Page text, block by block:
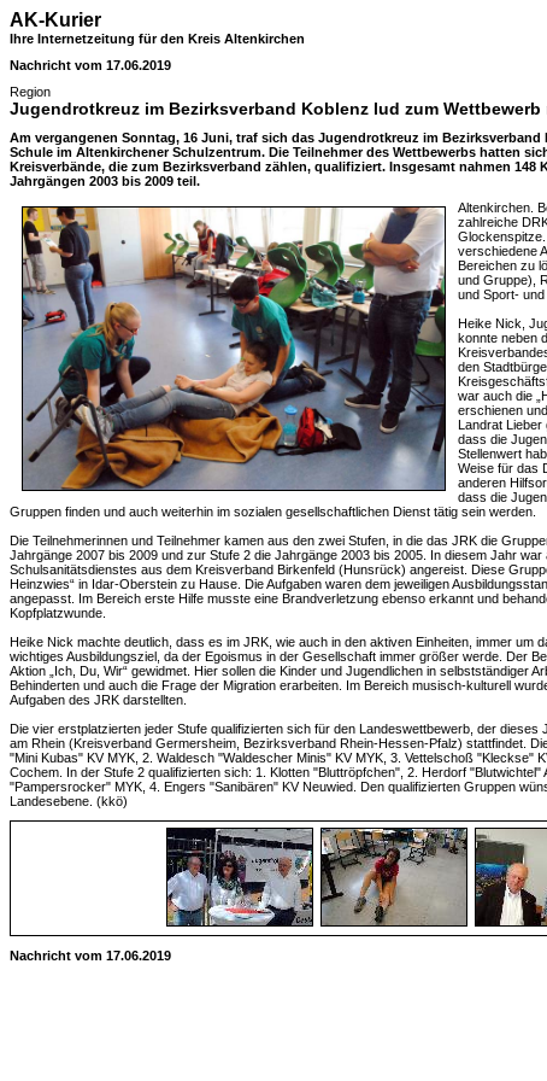
AK-Kurier
Ihre Internetzeitung für den Kreis Altenkirchen
Nachricht vom 17.06.2019
Region
Jugendrotkreuz im Bezirksverband Koblenz lud zum
Am vergangenen Sonntag, 16 Juni, traf sich das Jugendrotkreuz im
Schule im Altenkirchener Schulzentrum. Die Teilnehmer des Wettbewerbs hatten
Kreisverbände, die zum Bezirksverband zählen, qualifiziert. Insgesamt nahmen 148
Jahrgängen 2003 bis 2009 teil.
Altenkirchen.
zahlreiche
verschiedene
Bereichen zu
und Gruppe),
und Sport- und
Heike Nick,
konnte neben
den
war auch die
erschienen
Landrat Lieber
dass die
Stellenwert
Weise für das
anderen
dass die
Gruppen finden und auch weiterhin im sozialen gesellschaftlichen Dienst tätig sein werden.
Die Teilnehmerinnen und Teilnehmer kamen aus den zwei Stufen, in die das JRK die
Jahrgänge 2007 bis 2009 und zur Stufe 2 die Jahrgänge 2003 bis 2005. In diesem Jahr war
Schulsanitätsdienstes aus dem Kreisverband Birkenfeld (Hunsrück) angereist. Diese
Heinzwies“ in Idar-Oberstein zu Hause. Die Aufgaben waren dem jeweiligen
angepasst. Im Bereich erste Hilfe musste eine Brandverletzung ebenso erkannt und
Kopfplatzwunde.
Heike Nick machte deutlich, dass es im JRK, wie auch in den aktiven Einheiten, immer um
wichtiges Ausbildungsziel, da der Egoismus in der Gesellschaft immer größer werde. Der
Aktion „Ich, Du, Wir“ gewidmet. Hier sollen die Kinder und Jugendlichen in selbstständiger
Behinderten und auch die Frage der Migration erarbeiten. Im Bereich musisch-kulturell
Aufgaben des JRK darstellten.
Die vier erstplatzierten jeder Stufe qualifizierten sich für den Landeswettbewerb, der dieses
am Rhein (Kreisverband Germersheim, Bezirksverband Rhein-Hessen-Pfalz) stattfindet.
"Mini Kubas" KV MYK, 2. Waldesch "Waldescher Minis" KV MYK, 3. Vettelschoß "Kleckse"
Cochem. In der Stufe 2 qualifizierten sich: 1. Klotten "Bluttröpfchen", 2. Herdorf "Blutwichtel"
"Pampersrocker" MYK, 4. Engers "Sanibären" KV Neuwied. Den qualifizierten Gruppen
Landesebene. (kkö)
Nachricht vom 17.06.2019